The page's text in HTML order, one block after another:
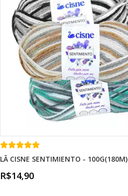
LÃ CISNE SENTIMIENTO - 100G(180M)
R$14,90